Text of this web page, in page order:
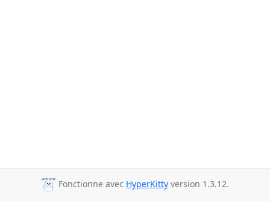
Fonctionne avec HyperKitty version 1.3.12.